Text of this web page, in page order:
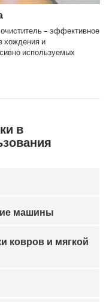
– эффективное
хождения и
используемых
в
машины
ковров и мягкой